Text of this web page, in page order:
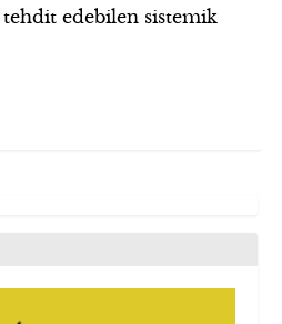
tehdit edebilen sistemik